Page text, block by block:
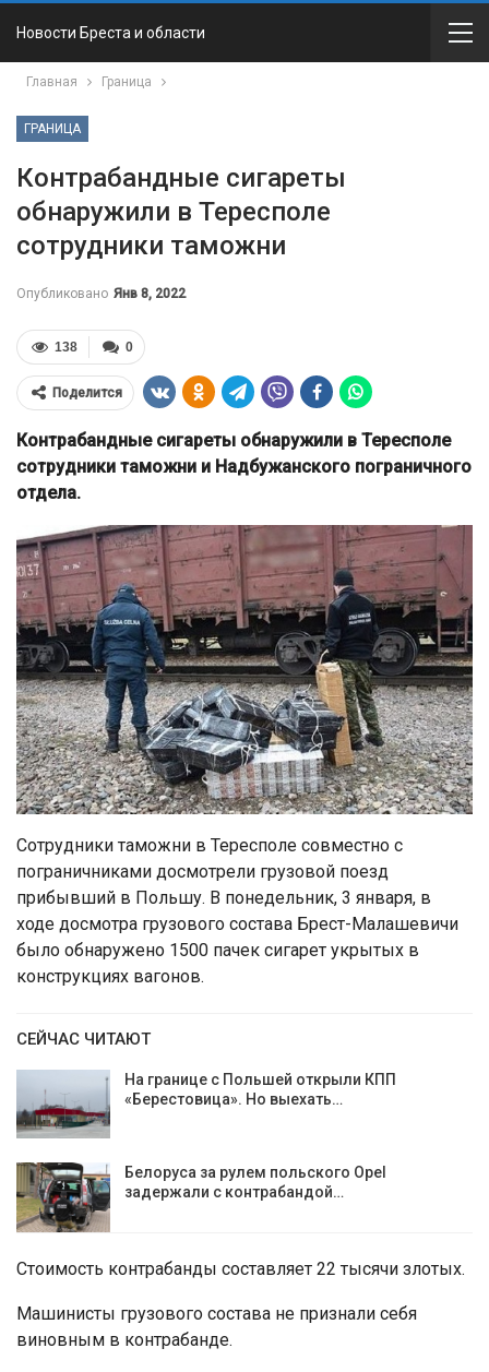
Новости Бреста и области
Главная Граница
ГРАНИЦА
Контрабандные сигареты
обнаружили в Тересполе
сотрудники таможни
Опубликовано Янв 8, 2022
0
138
Поделится
Контрабандные сигареты обнаружили в Тересполе
сотрудники таможни и Надбужанского пограничного
отдела.
Сотрудники таможни в Тересполе совместно с
пограничниками досмотрели грузовой поезд
прибывший в Польшу. В понедельник, 3 января, в
ходе досмотра грузового состава Брест-Малашевичи
было обнаружено 1500 пачек сигарет укрытых в
конструкциях вагонов.
СЕЙЧАС ЧИТАЮТ
На границе с Польшей открыли КПП
«Берестовица». Но выехать…
Белоруса за рулем польского Opel
задержали с контрабандой…
Стоимость контрабанды составляет 22 тысячи злотых.
Машинисты грузового состава не признали себя
виновным в контрабанде.